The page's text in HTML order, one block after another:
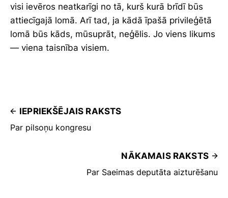
visi ievēros neatkarīgi no tā, kurš kurā brīdī būs
attiecīgajā lomā. Arī tad, ja kādā īpašā privileģētā
lomā būs kāds, mūsuprāt, neģēlis. Jo viens likums
— viena taisnība visiem.
IEPRIEKŠĒJAIS RAKSTS
Par pilsoņu kongresu
NĀKAMAIS RAKSTS
Par Saeimas deputāta aizturēšanu